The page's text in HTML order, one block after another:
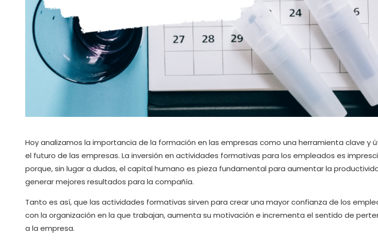
Hoy analizamos la importancia de la formación en las empresas como una herramienta clave y
el futuro de las empresas. La inversión en actividades formativas para los empleados es
porque, sin lugar a dudas, el capital humano es pieza fundamental para aumentar la
generar mejores resultados para la compañía.
Tanto es así, que las actividades formativas sirven para crear una mayor confianza de los
con la organización en la que trabajan, aumenta su motivación e incrementa el sentido de
a la empresa.